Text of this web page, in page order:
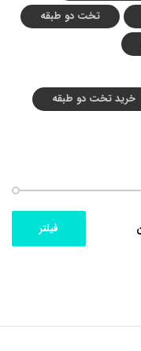
تخت دو طبقه
خرید تخت دو طبقه
فیلتر